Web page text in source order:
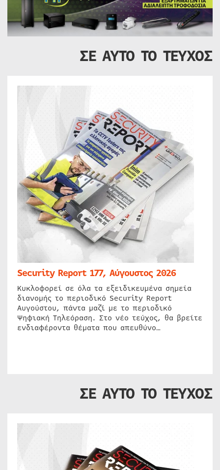
ΣΕ ΑΥΤΟ ΤΟ ΤΕΥΧΟΣ
Security Report 177, Αύγουστος 2026
Κυκλοφορεί σε όλα τα εξειδικευμένα σημεία
διανομής το περιοδικό Security Report
Αυγούστου, πάντα μαζί με το περιοδικό
Ψηφιακή Τηλεόραση. Στο νέο τεύχος, θα βρείτε
ενδιαφέροντα θέματα που απευθύνο…
ΣΕ ΑΥΤΟ ΤΟ ΤΕΥΧΟΣ